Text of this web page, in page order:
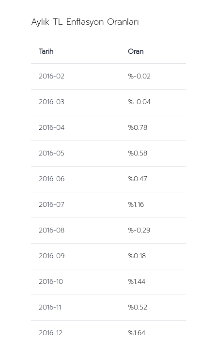
Aylık TL Enflasyon Oranları
Tarih Oran
2016-02 %-0.02
2016-03 %-0.04
2016-04 %0.78
2016-05 %0.58
2016-06 %0.47
2016-07 %1.16
2016-08 %-0.29
2016-09 %0.18
2016-10 %1.44
2016-11 %0.52
2016-12 %1.64